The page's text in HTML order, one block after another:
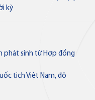
kỳ
phát sinh từ Hợp đồng
tịch Việt Nam, độ
BVBank Visa Joy